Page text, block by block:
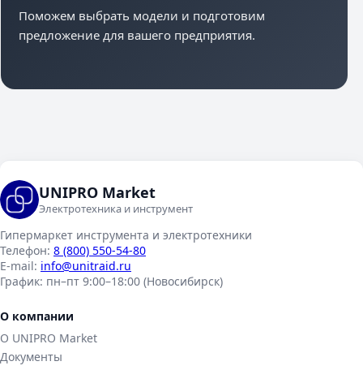
Поможем выбрать модели и подготовим
предложение для вашего предприятия.
UNIPRO Market
Электротехника и инструмент
Гипермаркет инструмента и электротехники
Телефон: 8 (800) 550-54-80
E-mail: info@unitraid.ru
График: пн–пт 9:00–18:00 (Новосибирск)
О компании
О UNIPRO Market
Документы